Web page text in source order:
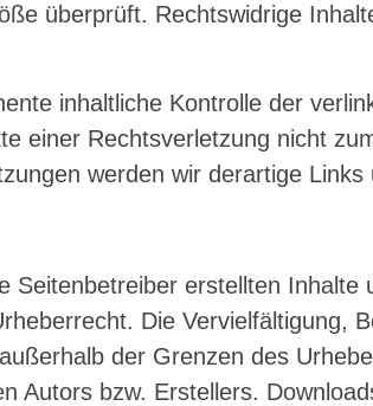
überprüft. Rechtswidrige
inhaltliche Kontrolle der
einer Rechtsverletzung nicht
werden wir derartige
Seitenbetreiber erstellten
Die Vervielfältigung,
der Grenzen des
Autors bzw. Erstellers.